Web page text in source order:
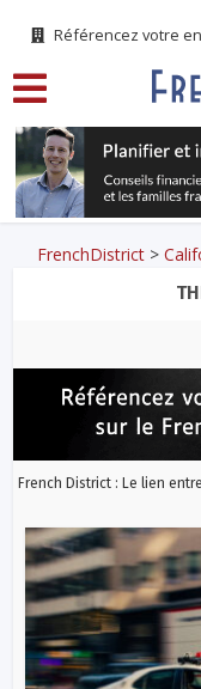
Référencez votre
FrenchDistrict >
French District : Le lien